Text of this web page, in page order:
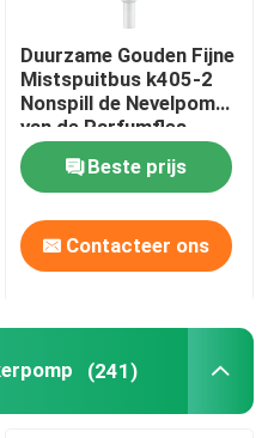
Duurzame Gouden Fijne
Mistspuitbus k405-2
Nonspill de Nevelpomp
van de Parfumfles
Beste prijs
Contacteer ons
(241)